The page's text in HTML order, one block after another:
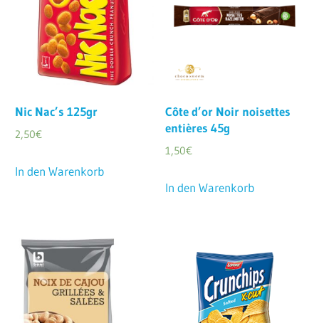
Nic Nac’s 125gr
2,50€
In den Warenkorb
Côte d’or Noir noisettes
entières 45g
1,50€
In den Warenkorb